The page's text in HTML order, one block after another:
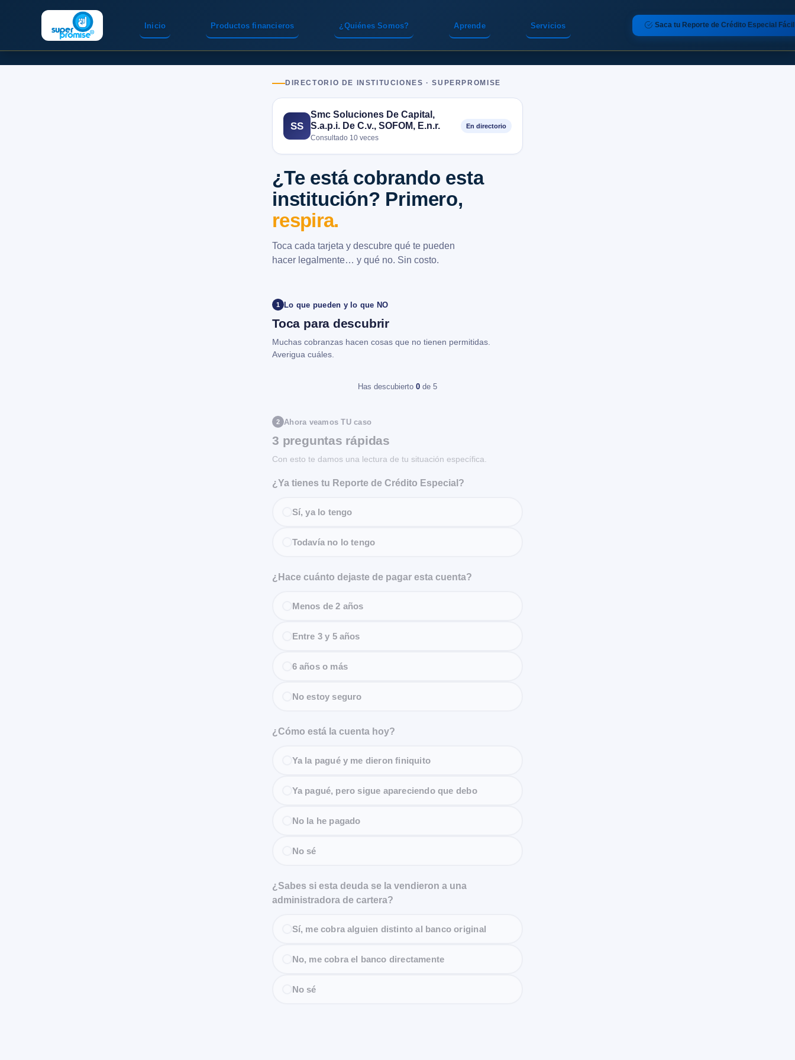
Inicio Servicios
Productos financieros ¿Quiénes Somos? Aprende Saca tu Reporte de Crédito Especial Fácil
DIRECTORIO DE INSTITUCIONES · SUPERPROMISE
SS
Smc Soluciones De Capital,
S.a.p.i. De C.v., SOFOM, E.n.r.
Consultado 10 veces
En directorio
¿Te está cobrando esta
institución? Primero,
respira.
Toca cada tarjeta y descubre qué te pueden
hacer legalmente… y qué no. Sin costo.
1 Lo que pueden y lo que NO
Toca para descubrir
Muchas cobranzas hacen cosas que no tienen permitidas.
Averigua cuáles.
Has descubierto 0 de 5
2 Ahora veamos TU caso
3 preguntas rápidas
Con esto te damos una lectura de tu situación específica.
¿Ya tienes tu Reporte de Crédito Especial?
Sí, ya lo tengo
Todavía no lo tengo
¿Hace cuánto dejaste de pagar esta cuenta?
Menos de 2 años
Entre 3 y 5 años
6 años o más
No estoy seguro
¿Cómo está la cuenta hoy?
Ya la pagué y me dieron finiquito
Ya pagué, pero sigue apareciendo que debo
No la he pagado
No sé
¿Sabes si esta deuda se la vendieron a una
administradora de cartera?
Sí, me cobra alguien distinto al banco original
No, me cobra el banco directamente
No sé